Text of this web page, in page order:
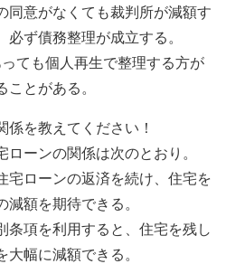
同意がなくても裁判所が減額す
ず債務整理が成立する。
ても個人再生で整理する方が
とがある。
を教えてください！
ローンの関係は次のとおり。
ローンの返済を続け、住宅を
額を期待できる。
項を利用すると、住宅を残し
幅に減額できる。